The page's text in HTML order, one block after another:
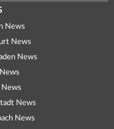
News
News
News
News
News
News